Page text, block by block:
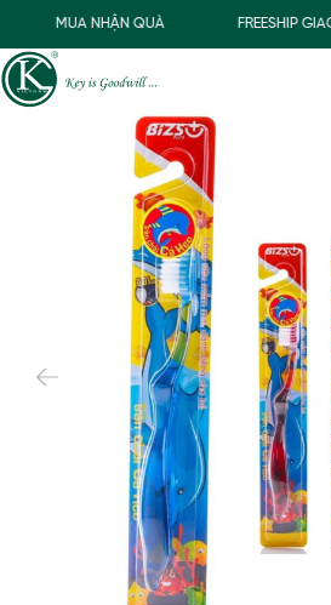
MUA NHẬN QUÀ FREESHIP